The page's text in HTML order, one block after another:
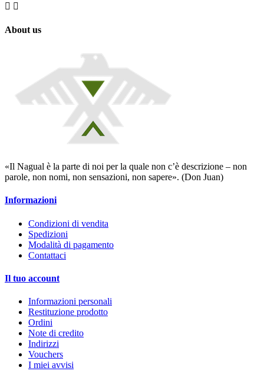
 
About us
«Il Nagual è la parte di noi per la quale non c’è descrizione – non
parole, non nomi, non sensazioni, non sapere». (Don Juan)
Informazioni
Condizioni di vendita
Spedizioni
Modalità di pagamento
Contattaci
Il tuo account
Informazioni personali
Restituzione prodotto
Ordini
Note di credito
Indirizzi
Vouchers
I miei avvisi